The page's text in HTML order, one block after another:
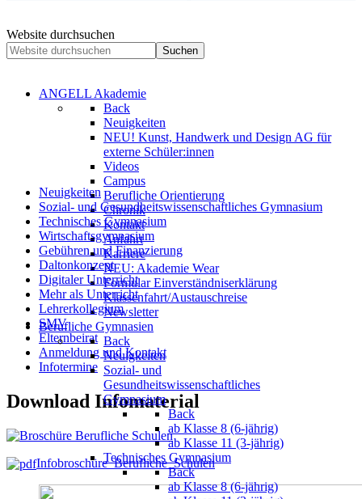
Website durchsuchen
Suchen
ANGELL Akademie
Back
Neuigkeiten
NEU! Kunst, Handwerk und Design AG für
externe Schüler:innen
Videos
Campus
Berufliche Orientierung
Chronik
Kontakt
Anfahrt
Karriere
NEU: Akademie Wear
Formular Einverständniserklärung
Klassenfahrt/Austauschreise
Newsletter
Berufliche Gymnasien
Back
Neuigkeiten
Sozial- und
Gesundheitswissenschaftliches
Gymnasium
Back
ab Klasse 8 (6-jährig)
ab Klasse 11 (3-jährig)
Technisches Gymnasium
Back
ab Klasse 8 (6-jährig)
Neuigkeiten
Sozial- und Gesundheitswissenschaftliches Gymnasium
Technisches Gymnasium
Wirtschaftsgymnasium
Gebühren und Finanzierung
Daltonkonzept
Digitaler Unterricht
Mehr als Unterricht
Lehrerkollegium
SMV
Elternbeirat
Anmeldung und Kontakt
Infotermine
Download Infomaterial
Infobroschüre_Berufliche_Schulen